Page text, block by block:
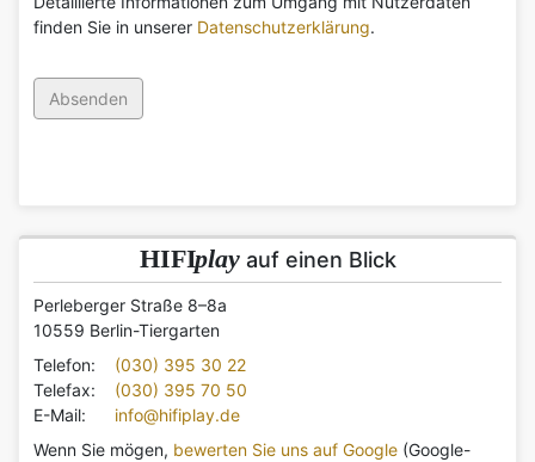
finden Sie in unserer Datenschutzerklärung.
HIFIplayauf einen Blick
Perleberger Straße 8–8a
10559 Berlin-Tiergarten
Telefon:
(030) 395 30 22
Telefax:
(030) 395 70 50
E-Mail:
info@hifiplay.de
Wenn Sie mögen, bewerten Sie uns auf Google (Google-